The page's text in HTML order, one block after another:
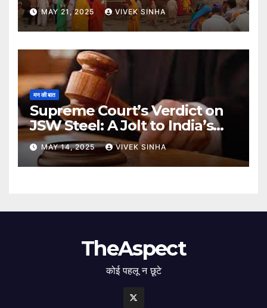
MAY 21, 2025 VIVEK SINHA
मन की बात
Supreme Court’s Verdict on
JSW Steel: A Jolt to India’s
Insolvency Framework
MAY 14, 2025 VIVEK SINHA
TheAspect
कोई पहलू न छूटे